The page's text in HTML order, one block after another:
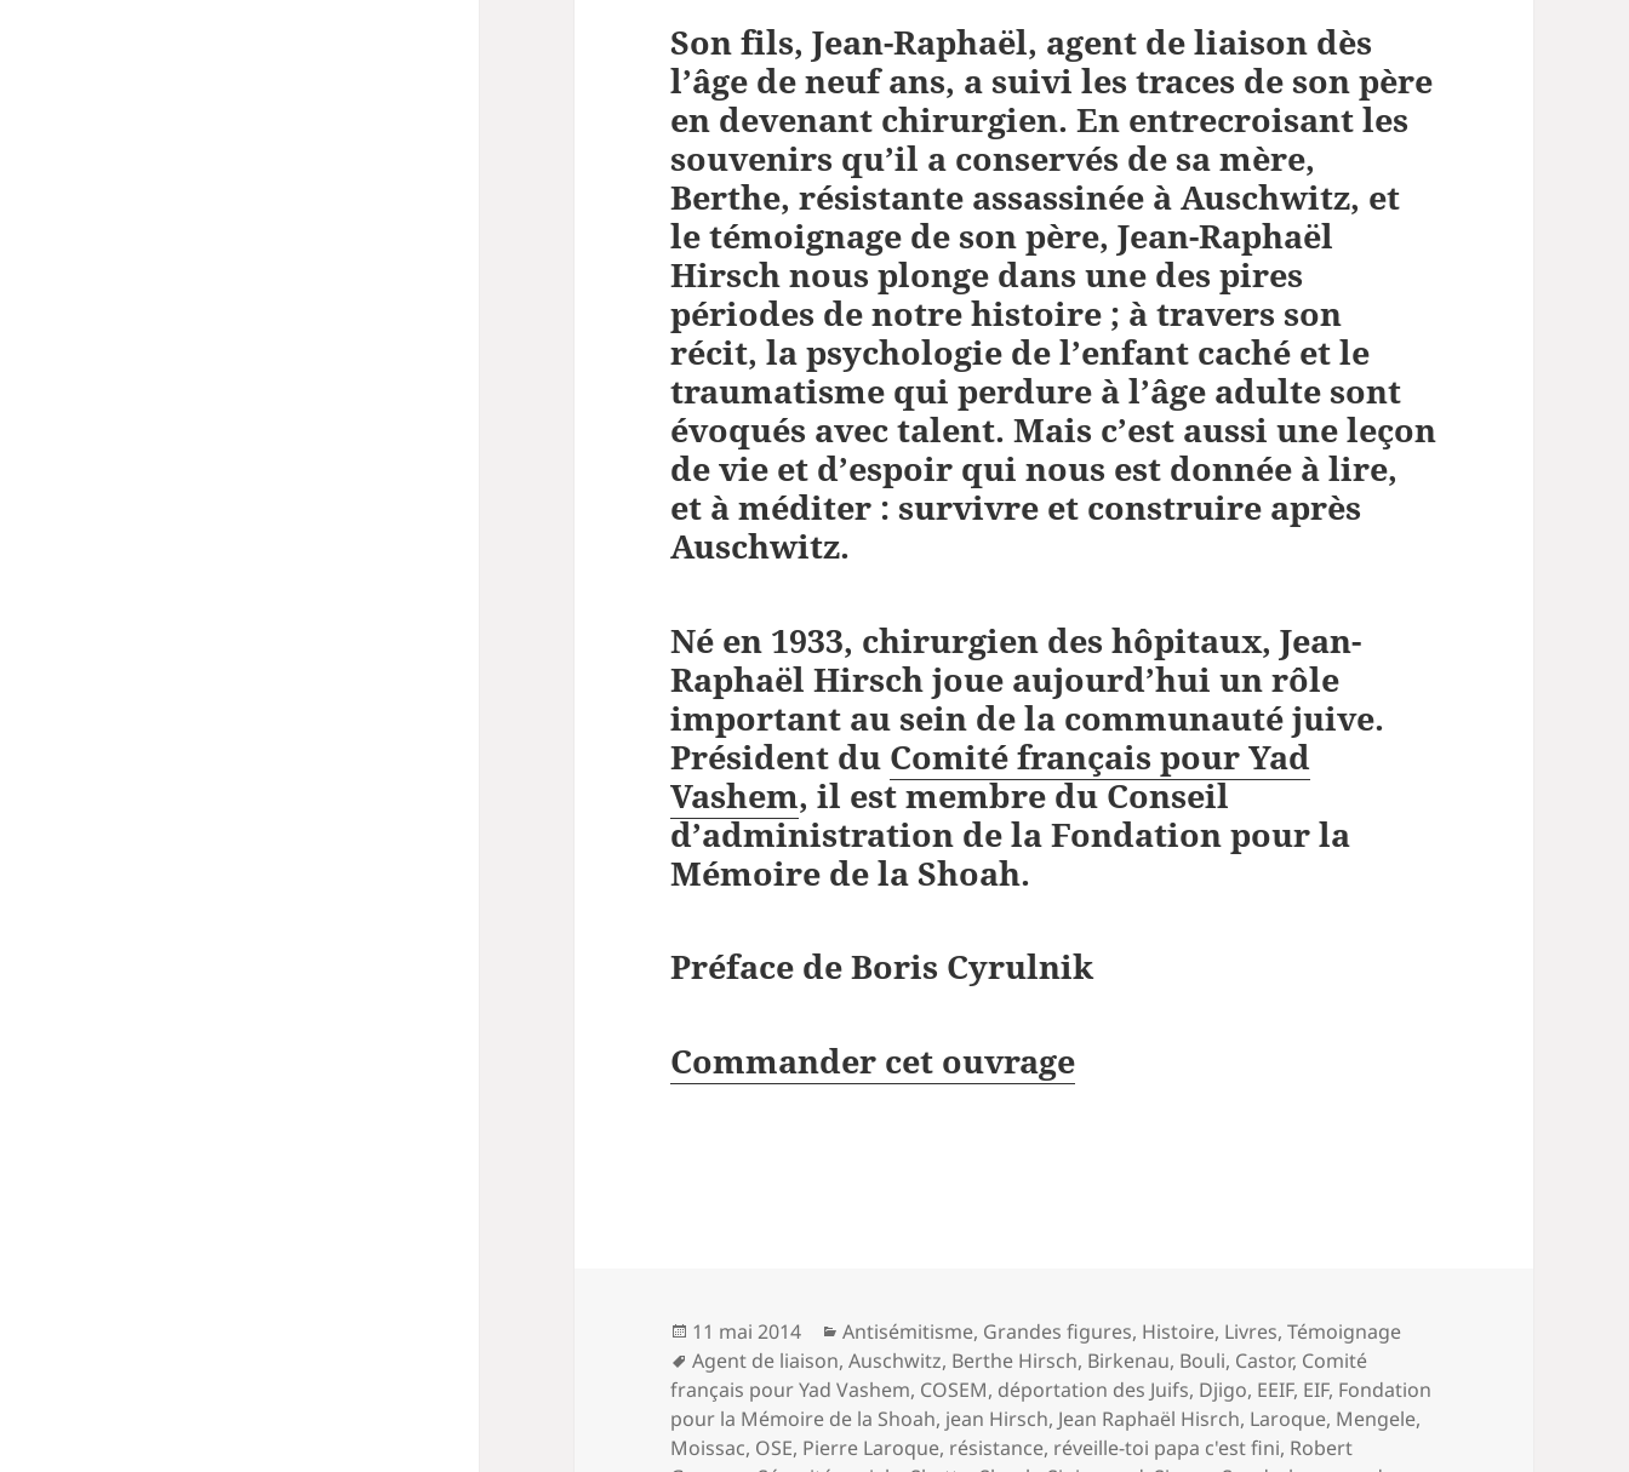
Son fils, Jean-Raphaël, agent de liaison dès
l’âge de neuf ans, a suivi les traces de son père
en devenant chirurgien. En entrecroisant les
souvenirs qu’il a conservés de sa mère,
Berthe, résistante assassinée à Auschwitz, et
le témoignage de son père, Jean-Raphaël
Hirsch nous plonge dans une des pires
périodes de notre histoire ; à travers son
récit, la psychologie de l’enfant caché et le
traumatisme qui perdure à l’âge adulte sont
évoqués avec talent. Mais c’est aussi une leçon
de vie et d’espoir qui nous est donnée à lire,
et à méditer : survivre et construire après
Auschwitz.
Né en 1933, chirurgien des hôpitaux, Jean-
Raphaël Hirsch joue aujourd’hui un rôle
important au sein de la communauté juive.
Président du Comité français pour Yad
Vashem, il est membre du Conseil
d’administration de la Fondation pour la
Mémoire de la Shoah.
Préface de Boris Cyrulnik
Commander cet ouvrage
Publié
le
11 mai 2014 Catégories
Antisémitisme, Grandes figures, Histoire, Livres,Témoignage
Mots-
clés
Agent de liaison,Auschwitz, Berthe Hirsch, Birkenau, Bouli, Castor, Comité
français pour Yad Vashem, COSEM, déportation des Juifs, Djigo, EEIF, EIF, Fondation
pour la Mémoire de la Shoah, jean Hirsch, Jean Raphaël Hisrch, Laroque, Mengele,
Moissac, OSE, Pierre Laroque, résistance, réveille-toi papa c'est fini, Robert